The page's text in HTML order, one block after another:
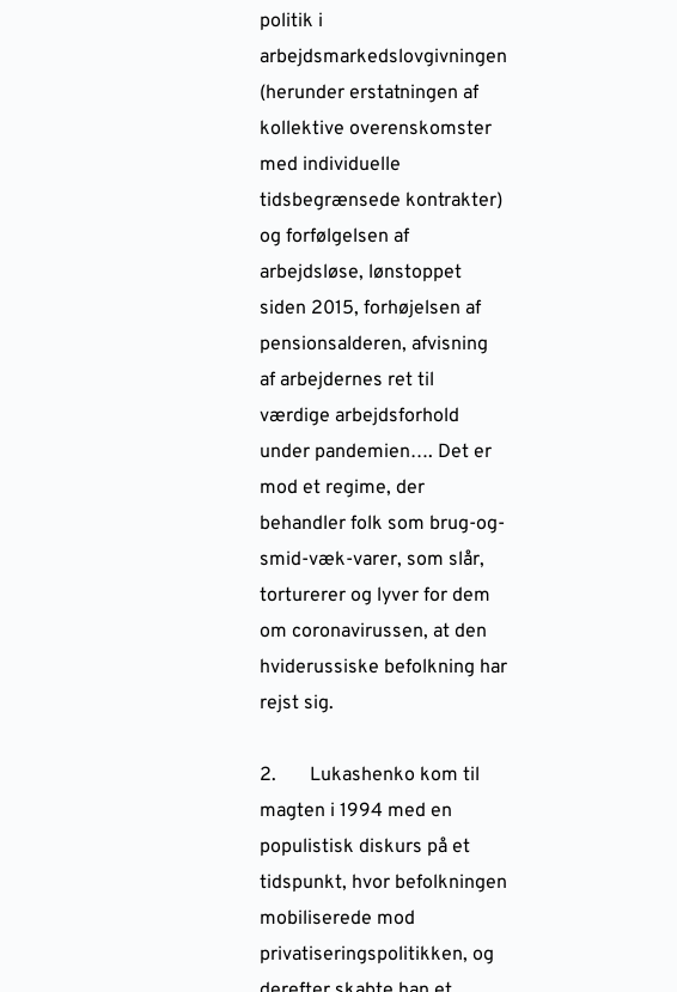
politik i
arbejdsmarkedslovgivningen
(herunder erstatningen af
kollektive overenskomster
med individuelle
tidsbegrænsede kontrakter)
og forfølgelsen af
arbejdsløse, lønstoppet
siden 2015, forhøjelsen af
pensionsalderen, afvisning
af arbejdernes ret til
værdige arbejdsforhold
under pandemien…. Det er
mod et regime, der
behandler folk som brug-og-
smid-væk-varer, som slår,
torturerer og lyver for dem
om coronavirussen, at den
hviderussiske befolkning har
rejst sig.
2. Lukashenko kom til
magten i 1994 med en
populistisk diskurs på et
tidspunkt, hvor befolkningen
mobiliserede mod
privatiseringspolitikken, og